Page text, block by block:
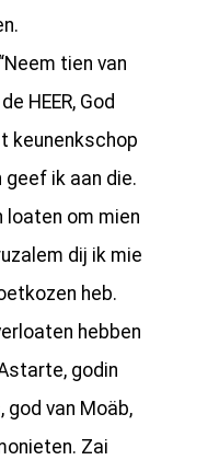
tien van
HEER, God
keunenkschop
ik aan die.
loaten om mien
dij ik mie
heb.
hebben
godin
god van Moäb,
Zai